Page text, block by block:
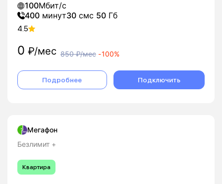
100Мбит/с
400 минут30 смс 50 Гб
4.5
0 ₽/мес 850₽/мес -100%
Подробнее Подключить
Мегафон
Безлимит +
Квартира